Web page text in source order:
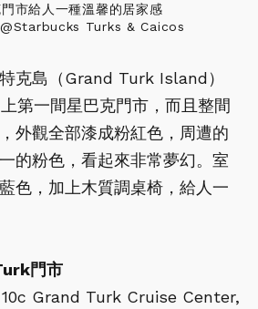
市給人一種溫馨的居家感
Turks & Caicos
克島（Grand Turk Island）
第一間星巴克門市，而且整間
外觀全部漆成粉紅色，周遭的
的粉色，看起來非常夢幻。室
色，加上木質調桌椅，給人一
門市
Grand Turk Cruise Center,